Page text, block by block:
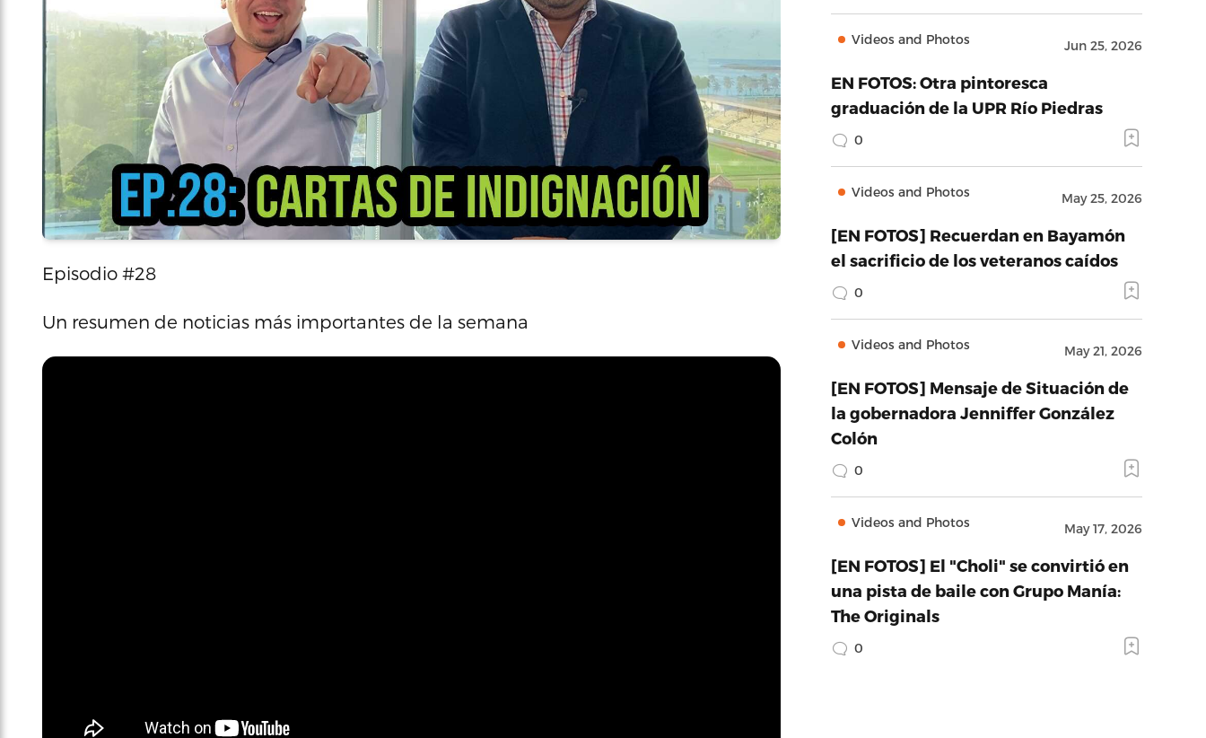
Episodio #28
Un resumen de noticias más importantes de la semana
Videos and Photos Jun 25, 2026
EN FOTOS: Otra pintoresca
graduación de la UPR Río Piedras
0
Videos and Photos May 25, 2026
[EN FOTOS] Recuerdan en Bayamón
el sacrificio de los veteranos caídos
0
Videos and Photos May 21, 2026
[EN FOTOS] Mensaje de Situación de
la gobernadora Jenniffer González
Colón
0
Videos and Photos May 17, 2026
[EN FOTOS] El "Choli" se convirtió en
una pista de baile con Grupo Manía:
The Originals
0